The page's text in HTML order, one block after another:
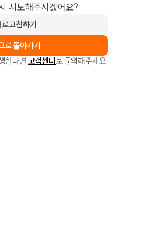
시도해주시겠어요?
로고침하기
로 돌아가기
한다면 고객센터로 문의해주세요.